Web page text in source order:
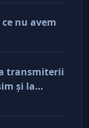
nu avem
transmiterii
şi la